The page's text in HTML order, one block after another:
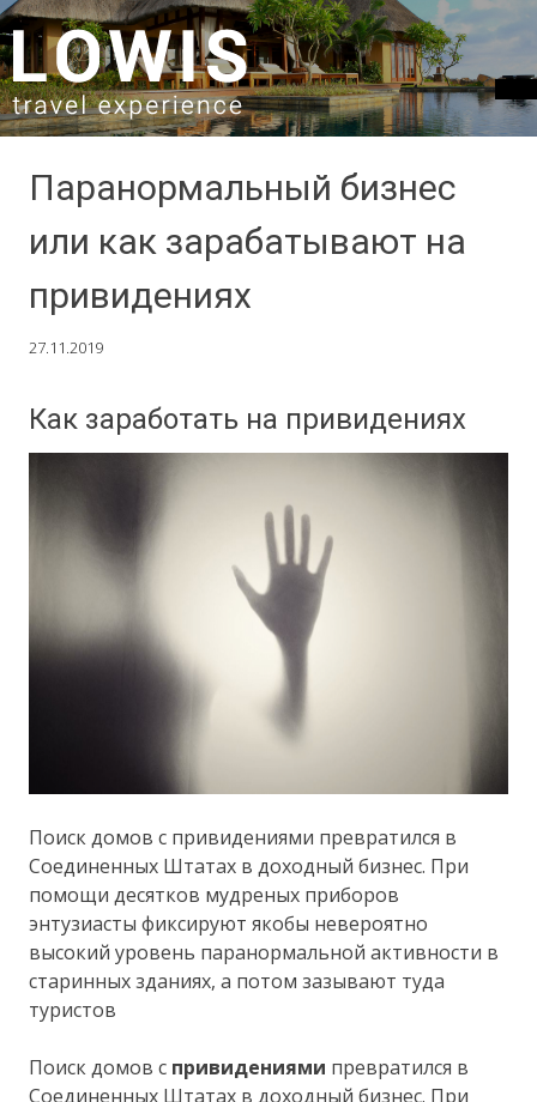
SKIP TO CONTENT
Паранормальный бизнес
или как зарабатывают на
привидениях
27.11.2019
Как заработать на привидениях
Поиск домов с привидениями превратился в
Соединенных Штатах в доходный бизнес. При
помощи десятков мудреных приборов
энтузиасты фиксируют якобы невероятно
высокий уровень паранормальной активности в
старинных зданиях, а потом зазывают туда
туристов
Поиск домов с привидениями превратился в
Соединенных Штатах в доходный бизнес. При